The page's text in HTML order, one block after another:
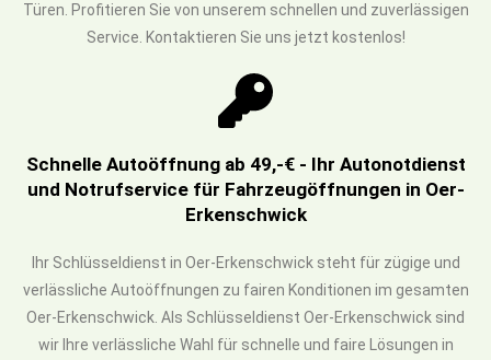
Türen. Profitieren Sie von unserem schnellen und zuverlässigen
Service. Kontaktieren Sie uns jetzt kostenlos!
Schnelle Autoöffnung ab 49,-€ - Ihr Autonotdienst
und Notrufservice für Fahrzeugöffnungen in Oer-
Erkenschwick
Ihr Schlüsseldienst in Oer-Erkenschwick steht für zügige und
verlässliche Autoöffnungen zu fairen Konditionen im gesamten
Oer-Erkenschwick. Als Schlüsseldienst Oer-Erkenschwick sind
wir Ihre verlässliche Wahl für schnelle und faire Lösungen in